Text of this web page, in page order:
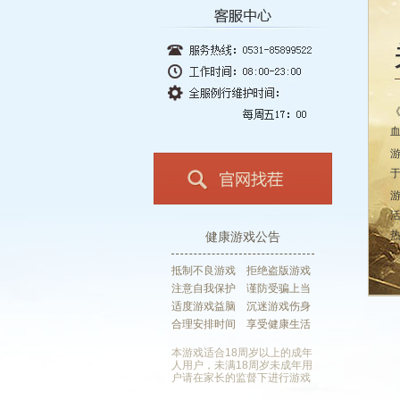
健康游戏公告
抵制不良游戏 拒绝盗版游戏
注意自我保护 谨防受骗上当
适度游戏益脑 沉迷游戏伤身
合理安排时间 享受健康生活
本游戏适合18周岁以上的成年
人用户，未满18周岁未成年用
户请在家长的监督下进行游戏